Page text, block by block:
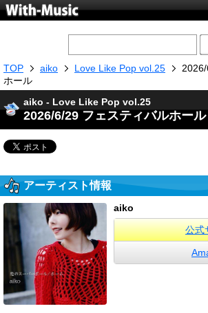
TOP aiko Love Like Pop vol.25
ホール
aiko - Love Like Pop vol.25
2026/6/29 フェスティバルホール
アーティスト情報
aiko
公式